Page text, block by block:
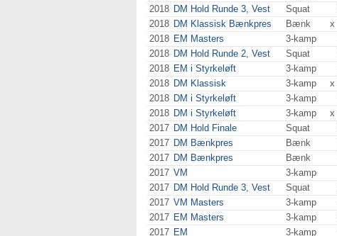
2018 DM Hold Runde 3, Vest Squat
2018 DM Klassisk Bænkpres Bænk x
2018 EM Masters 3-kamp
2018 DM Hold Runde 2, Vest Squat
2018 EM i Styrkeløft 3-kamp
2018 DM Klassisk 3-kamp x
2018 DM i Styrkeløft 3-kamp
2018 DM i Styrkeløft 3-kamp x
2017 DM Hold Finale Squat
2017 DM Bænkpres Bænk
2017 DM Bænkpres Bænk
2017 VM 3-kamp
2017 DM Hold Runde 3, Vest Squat
2017 VM Masters 3-kamp
2017 EM Masters 3-kamp
2017 EM 3-kamp